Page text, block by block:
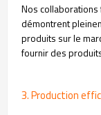
Nos
démontrent
produits sur le
fournir des
3. Production